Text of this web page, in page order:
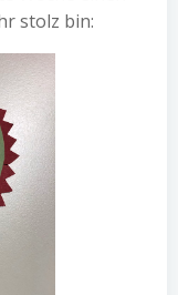
stolz bin: